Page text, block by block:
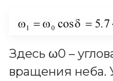
Здесь ω0 –
вращения неба.